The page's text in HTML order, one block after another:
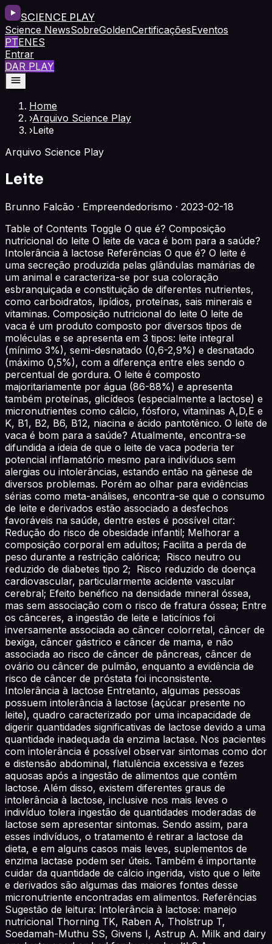
SCIENCE PLAY
Science NewsSobreGoldenCertificaçõesEventos
PTENES
Entrar
DAR PLAY
Home
›Arquivo Science Play
›Leite
Arquivo Science Play
Leite
Brunno Falcão · Empreendedorismo · 2023-02-18
Table of Contents Toggle O que é? Composição
nutricional do leite O leite de vaca é bom para a saúde?
Intolerância à lactose Referências O que é? O leite é
uma secreção produzida pelas glândulas mamárias de
um animal e caracteriza-se por sua coloração
esbranquiçada e constituição de diferentes nutrientes,
como carboidratos, lipídios, proteínas, sais minerais e
vitaminas. Composição nutricional do leite O leite de
vaca é um produto composto por diversos tipos de
moléculas e se apresenta em 3 tipos: leite integral
(mínimo 3%), semi-desnatado (0,6-2,9%) e desnatado
(máximo 0,5%), com a diferença entre eles sendo o
percentual de gordura. O leite é composto
majoritariamente por água (86-88%) e apresenta
também proteínas, glicídeos (especialmente a lactose) e
micronutrientes como cálcio, fósforo, vitaminas A,D,E e
K, B1, B2, B6, B12, niacina e ácido pantotênico. O leite de
vaca é bom para a saúde? Atualmente, encontra-se
difundida a ideia de que o leite de vaca poderia ter
potencial inflamatório mesmo para indivíduos sem
alergias ou intolerâncias, estando então na gênese de
diversos problemas. Porém ao olhar para evidências
sérias como meta-análises, encontra-se que o consumo
de leite e derivados estão associado a desfechos
favoráveis na saúde, dentre estes é possível citar:
Redução do risco de obesidade infantil; Melhorar a
composição corporal em adultos; Facilita a perda de
peso durante a restrição calórica; Risco neutro ou
reduzido de diabetes tipo 2; Risco reduzido de doença
cardiovascular, particularmente acidente vascular
cerebral; Efeito benéfico na densidade mineral óssea,
mas sem associação com o risco de fratura óssea; Entre
os cânceres, a ingestão de leite e laticínios foi
inversamente associada ao câncer colorretal, câncer de
bexiga, câncer gástrico e câncer de mama, e não
associada ao risco de câncer de pâncreas, câncer de
ovário ou câncer de pulmão, enquanto a evidência de
risco de câncer de próstata foi inconsistente.
Intolerância à lactose Entretanto, algumas pessoas
possuem intolerância à lactose (açúcar presente no
leite), quadro caracterizado por uma incapacidade de
digerir quantidades significativas de lactose devido a uma
quantidade inadequada da enzima lactase. Nos pacientes
com intolerância é possível observar sintomas como dor
e distensão abdominal, flatulência excessiva e fezes
aquosas após a ingestão de alimentos que contêm
lactose. Além disso, existem diferentes graus de
intolerância à lactose, inclusive nos mais leves o
indivíduo tolera ingestão de quantidades moderadas de
lactose sem apresentar sintomas. Sendo assim, para
esses indivíduos, o tratamento é retirar a lactose da
dieta, e em alguns casos mais leves, suplementos de
enzima lactase podem ser úteis. Também é importante
cuidar da quantidade de cálcio ingerida, visto que o leite
e derivados são algumas das maiores fontes desse
micronutriente encontradas em alimentos. Referências
Sugestão de leitura: Intolerância à lactose: manejo
nutricional Thorning TK, Raben A, Tholstrup T,
Soedamah-Muthu SS, Givens I, Astrup A. Milk and dairy